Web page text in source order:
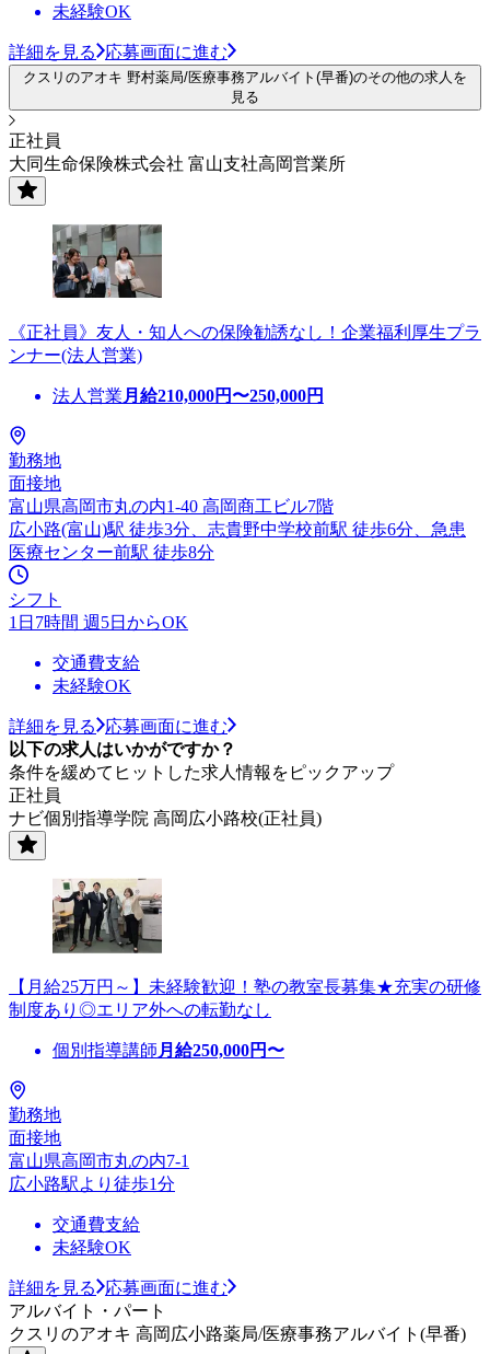
未経験OK
詳細を見る 応募画面に進む
クスリのアオキ 野村薬局/医療事務アルバイト(早番)のその他の求人を
見る
正社員
大同生命保険株式会社 富山支社高岡営業所
《正社員》友人・知人への保険勧誘なし！企業福利厚生プラ
ンナー(法人営業)
法人営業 月給210,000円〜250,000円
勤務地
面接地
富山県高岡市丸の内1-40 高岡商工ビル7階
広小路(富山)駅 徒歩3分、志貴野中学校前駅 徒歩6分、急患
医療センター前駅 徒歩8分
シフト
1日7時間 週5日からOK
交通費支給
未経験OK
詳細を見る
応募画面に進む
以下の求人はいかがですか？
条件を緩めてヒットした求人情報をピックアップ
正社員
ナビ個別指導学院 高岡広小路校(正社員)
【月給25万円～】未経験歓迎！塾の教室長募集★充実の研修
制度あり◎エリア外への転勤なし
個別指導講師 月給250,000円〜
勤務地
面接地
富山県高岡市丸の内7-1
広小路駅より徒歩1分
交通費支給
未経験OK
詳細を見る
応募画面に進む
アルバイト・パート
クスリのアオキ 高岡広小路薬局/医療事務アルバイト(早番)